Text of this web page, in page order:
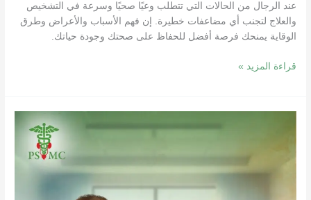
عند الرجال من الحالات التي تتطلب وعيًا صحيًا وسرعة في التشخيص
والعلاج لتجنب أي مضاعفات خطيرة. إن فهم الأسباب والأعراض وطرق
الوقاية يمنحك فرصة أفضل للحفاظ على صحتك وجودة حياتك.
قراءة المزيد »
بولية